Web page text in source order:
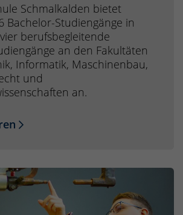
Schmalkalden bietet
Bachelor-Studiengänge in
berufsbegleitende
an den Fakultäten
Informatik, Maschinenbau,
und
an.